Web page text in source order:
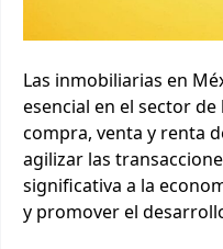
Las inmobiliarias en
esencial en el sector
compra, venta y renta
agilizar las
significativa a la
y promover el